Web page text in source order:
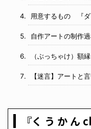
用意するもの 『ダ
自作アートの制作
（ぶっちゃけ）額
【迷言】アートと
『く う か ん